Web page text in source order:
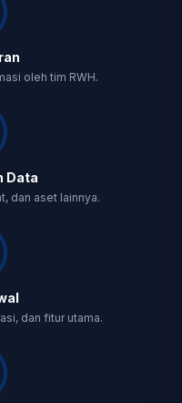
oleh tim RWH.
Data
dan aset lainnya.
dan fitur utama.